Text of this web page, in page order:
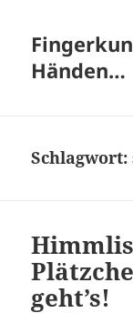
Händen…
Schlagwort:
geht’s!